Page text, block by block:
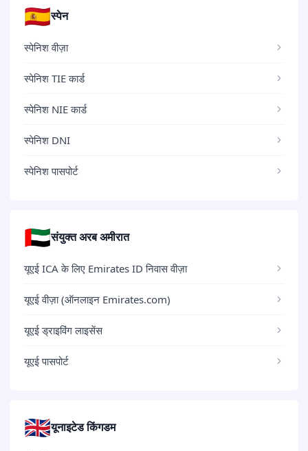
🇪🇸स्पेन
स्पेनिश वीज़ा
स्पेनिश TIE कार्ड
स्पेनिश NIE कार्ड
स्पेनिश DNI
स्पेनिश पासपोर्ट
🇦🇪संयुक्त अरब अमीरात
यूएई ICA के लिए Emirates ID निवास वीज़ा
यूएई वीज़ा (ऑनलाइन Emirates.com)
यूएई ड्राइविंग लाइसेंस
यूएई पासपोर्ट
🇬🇧यूनाइटेड किंगडम